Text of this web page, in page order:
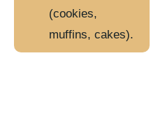
(cookies,
muffins, cakes).